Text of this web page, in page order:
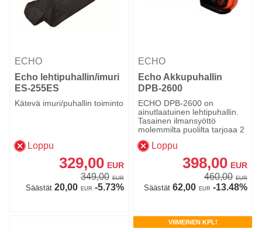
ECHO
Echo lehtipuhallin/imuri
ES-255ES
Kätevä imuri/puhallin toiminto
Loppu
329,00 EUR
349,00 EUR
Säästät20,00 EUR -5.73%
ECHO
Echo Akkupuhallin
DPB-2600
ECHO DPB-2600 on
ainutlaatuinen lehtipuhallin.
Tasainen ilmansyöttö
molemmilta puolilta tarjoaa 2
p...
Loppu
398,00 EUR
460,00 EUR
Säästät62,00 EUR -13.48%
VIIMEINEN KPL!